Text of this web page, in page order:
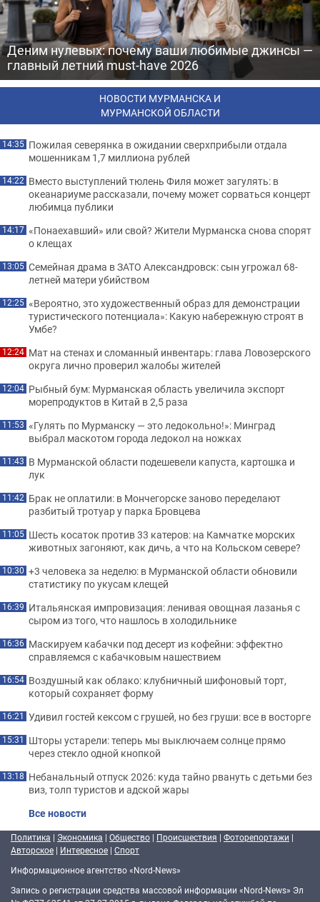
Деним нулевых: почему ваши любимые джинсы —
главный летний must-have 2026
НОВОСТИ МУРМАНСКА И
МУРМАНСКОЙ ОБЛАСТИ
14:35 Пожилая северянка в ожидании сверхприбыли отдала
мошенникам 1,7 миллиона рублей
14:22 Вместо выступлений тюлень Филя может загулять: в
океанариуме рассказали, почему может сорваться концерт
любимца публики
14:17 «Понаехавший» или свой? Жители Мурманска снова спорят
о клещах
13:05 Семейная драма в ЗАТО Александровск: сын угрожал 68-
летней матери убийством
12:25 «Вероятно, это художественный образ для демонстрации
туристического потенциала»: Какую набережную строят в
Умбе?
12:24 Мат на стенах и сломанный инвентарь: глава Ловозерского
округа лично проверил жалобы жителей
12:04 Рыбный бум: Мурманская область увеличила экспорт
морепродуктов в Китай в 2,5 раза
11:53 «Гулять по Мурманску — это ледокольно!»: Минград
выбрал маскотом города ледокол на ножках
11:43 В Мурманской области подешевели капуста, картошка и
лук
11:42 Брак не оплатили: в Мончегорске заново переделают
разбитый тротуар у парка Бровцева
11:05 Шесть косаток против 33 катеров: на Камчатке морских
животных загоняют, как дичь, а что на Кольском севере?
10:30 +3 человека за неделю: в Мурманской области обновили
статистику по укусам клещей
16:39 Итальянская импровизация: ленивая овощная лазанья с
сыром из того, что нашлось в холодильнике
16:36 Маскируем кабачки под десерт из кофейни: эффектно
справляемся с кабачковым нашествием
16:54 Воздушный как облако: клубничный шифоновый торт,
который сохраняет форму
16:21 Удивил гостей кексом с грушей, но без груши: все в восторге
15:31 Шторы устарели: теперь мы выключаем солнце прямо
через стекло одной кнопкой
13:18 Небанальный отпуск 2026: куда тайно рвануть с детьми без
виз, толп туристов и адской жары
Все новости
Политика | Экономика | Общество | Происшествия | Фоторепортажи |
Авторское | Интересное | Спорт
Информационное агентство «Nord-News»
Запись о регистрации средства массовой информации «Nord-News» Эл